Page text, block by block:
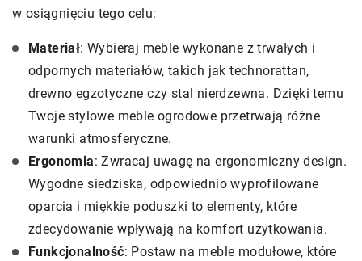
w osiągnięciu tego celu:
Materiał: Wybieraj meble wykonane z trwałych i
odpornych materiałów, takich jak technorattan,
drewno egzotyczne czy stal nierdzewna. Dzięki temu
Twoje stylowe meble ogrodowe przetrwają różne
warunki atmosferyczne.
Ergonomia: Zwracaj uwagę na ergonomiczny design.
Wygodne siedziska, odpowiednio wyprofilowane
oparcia i miękkie poduszki to elementy, które
zdecydowanie wpływają na komfort użytkowania.
Funkcjonalność: Postaw na meble modułowe, które